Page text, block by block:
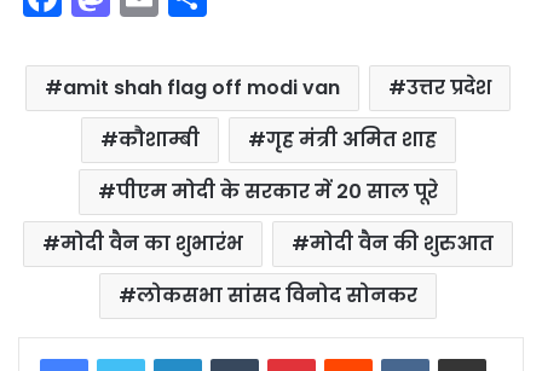
a
c
e
b
o
k
a
st
o
d
o
n
m
ai
l
ar
e
amit shah flag off modi van
उत्तर प्रदेश
कौशाम्बी
गृह मंत्री अमित शाह
पीएम मोदी के सरकार में 20 साल पूरे
मोदी वैन का शुभारंभ
मोदी वैन की शुरुआत
लोकसभा सांसद विनोद सोनकर
LinkedInTumblrPinterestReddit VKontakteShare via Email